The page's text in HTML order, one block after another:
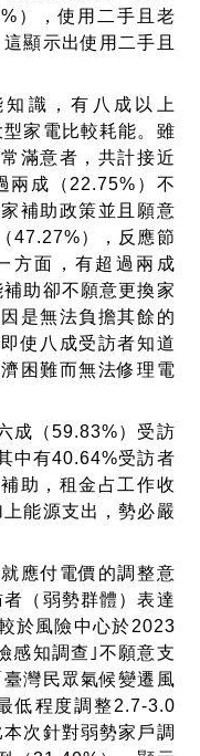
），使用二手且老
這顯示出使用二手且
識，有八成以上
家電比較耗能。雖
滿意者，共計接近
兩成（ 22.75% ）不
補助政策並且願意
47.27%），反應節
方面，有超過兩成
助卻不願意更換家
是無法負擔其餘的
使八成受訪者知道
困難而無法修理電
成（59.83%）受訪
中有40.64%受訪者
助，租金占工作收
上能源支出，勢必嚴
應付電價的調整意
者（弱勢群體）表達
於風險中心於2023
感知調查｣不願意支
臺灣民眾氣候變遷風
低程度調整2.7-3.0
本次針對弱勢家戶調